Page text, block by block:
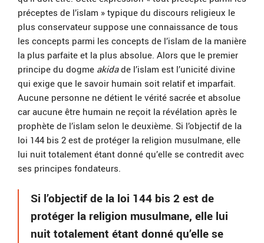
préceptes de l’islam » typique du discours religieux le
plus conservateur suppose une connaissance de tous
les concepts parmi les concepts de l’islam de la manière
la plus parfaite et la plus absolue. Alors que le premier
principe du dogme akidade l’islam est l’unicité divine
qui exige que le savoir humain soit relatif et imparfait.
Aucune personne ne détient le vérité sacrée et absolue
car aucune être humain ne reçoit la révélation après le
prophète de l’islam selon le deuxième. Si l’objectif de la
loi 144 bis 2 est de protéger la religion musulmane, elle
lui nuit totalement étant donné qu’elle se contredit avec
ses principes fondateurs.
Si l’objectif de la loi 144 bis 2 est de
protéger la religion musulmane, elle lui
nuit totalement étant donné qu’elle se